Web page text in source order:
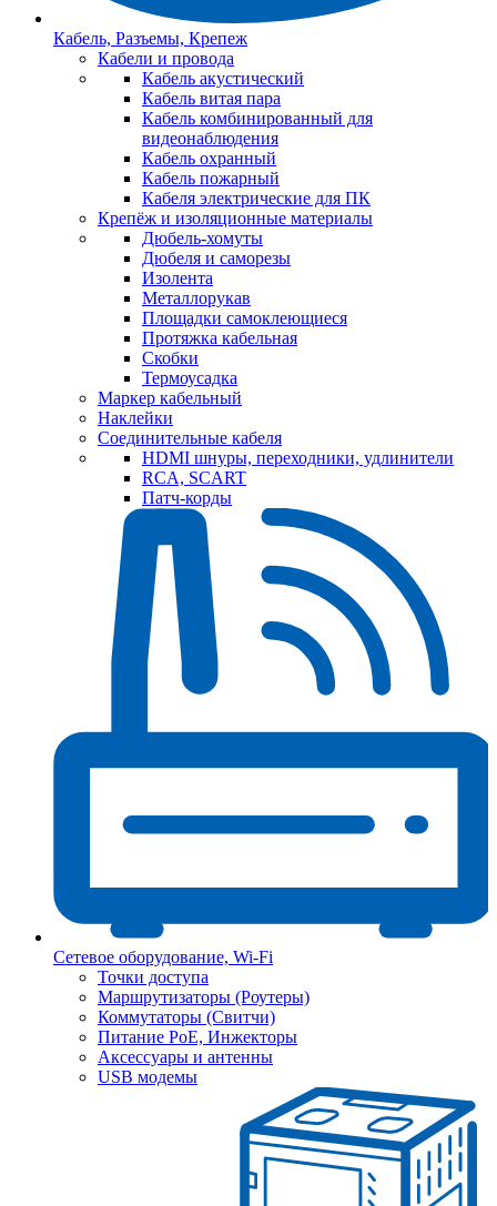
Кабель, Разъемы, Крепеж
Кабели и провода
Кабель акустический
Кабель витая пара
Кабель комбинированный для
видеонаблюдения
Кабель охранный
Кабель пожарный
Кабеля электрические для ПК
Крепёж и изоляционные материалы
Дюбель-хомуты
Дюбеля и саморезы
Изолента
Металлорукав
Площадки самоклеющиеся
Протяжка кабельная
Скобки
Термоусадка
Маркер кабельный
Наклейки
Соединительные кабеля
HDMI шнуры, переходники, удлинители
RCA, SCART
Патч-корды
Сетевое оборудование, Wi-Fi
Точки доступа
Маршрутизаторы (Роутеры)
Коммутаторы (Свитчи)
Питание PoE, Инжекторы
Аксессуары и антенны
USB модемы